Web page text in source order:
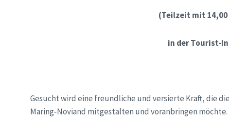
(Teilzeit mit
in der Tourist-
Gesucht wird eine freundliche und versierte Kraft, die
Maring-Noviand mitgestalten und voranbringen möchte.